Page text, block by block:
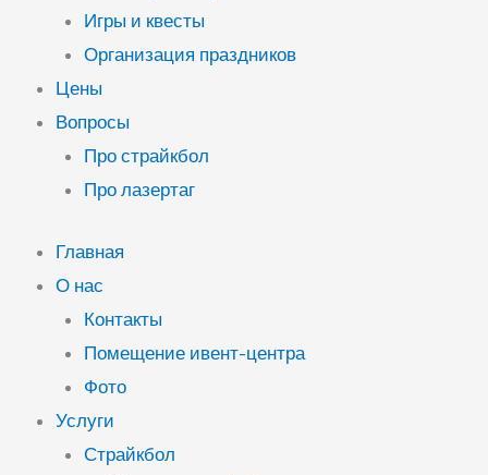
Игры и квесты
Организация праздников
Цены
Вопросы
Про страйкбол
Про лазертаг
Главная
О нас
Контакты
Помещение ивент-центра
Фото
Услуги
Страйкбол